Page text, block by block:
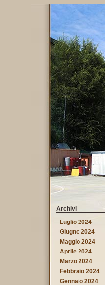
Archivi
Luglio 2024
Giugno 2024
Maggio 2024
Aprile 2024
Marzo 2024
Febbraio 2024
Gennaio 2024